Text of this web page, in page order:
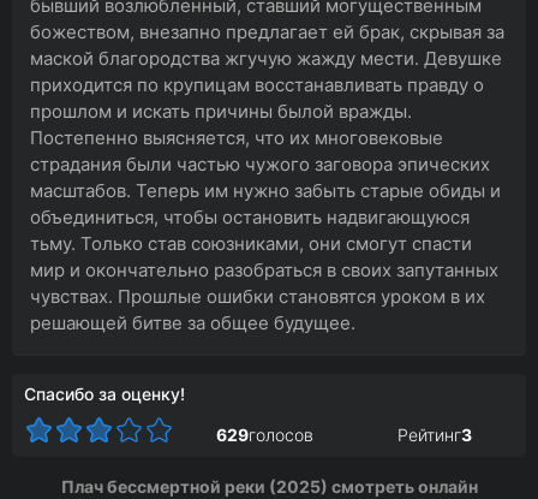
бывший возлюбленный, ставший могущественным
божеством, внезапно предлагает ей брак, скрывая за
маской благородства жгучую жажду мести. Девушке
приходится по крупицам восстанавливать правду о
прошлом и искать причины былой вражды.
Постепенно выясняется, что их многовековые
страдания были частью чужого заговора эпических
масштабов. Теперь им нужно забыть старые обиды и
объединиться, чтобы остановить надвигающуюся
тьму. Только став союзниками, они смогут спасти
мир и окончательно разобраться в своих запутанных
чувствах. Прошлые ошибки становятся уроком в их
решающей битве за общее будущее.
Спасибо за оценку!
629голосов Рейтинг3
Плач бессмертной реки (2025) смотреть онлайн